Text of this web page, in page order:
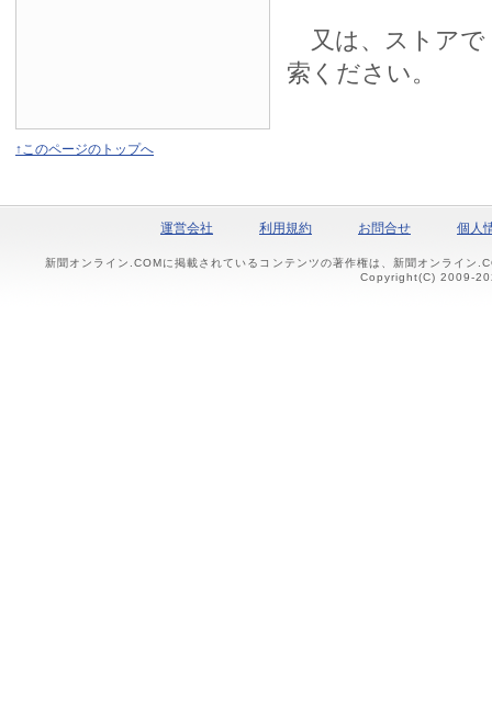
又は、ストアで
索ください。
↑このページのトップへ
運営会社 利用規約 お問合せ 個人
新聞オンライン.COMに掲載されているコンテンツの著作権は、新聞オンライン
Copyright(C) 2009-